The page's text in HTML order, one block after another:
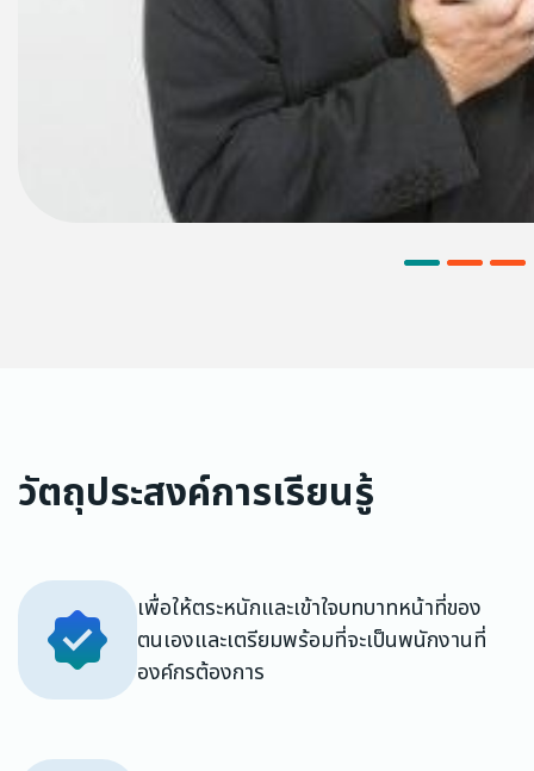
วัตถุประสงค์การเรียนรู้
เพื่อให้ตระหนักและเข้าใจบทบาทหน้าที่ของ
ตนเองและเตรียมพร้อมที่จะเป็นพนักงานที่
องค์กรต้องการ